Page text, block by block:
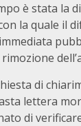
è stata la
con la quale
di
lettera
di